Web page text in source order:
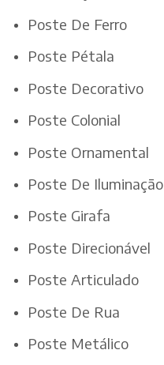
Poste De Ferro
Poste Pétala
Poste Decorativo
Poste Colonial
Poste Ornamental
Poste De Iluminação
Poste Girafa
Poste Direcionável
Poste Articulado
Poste De Rua
Poste Metálico